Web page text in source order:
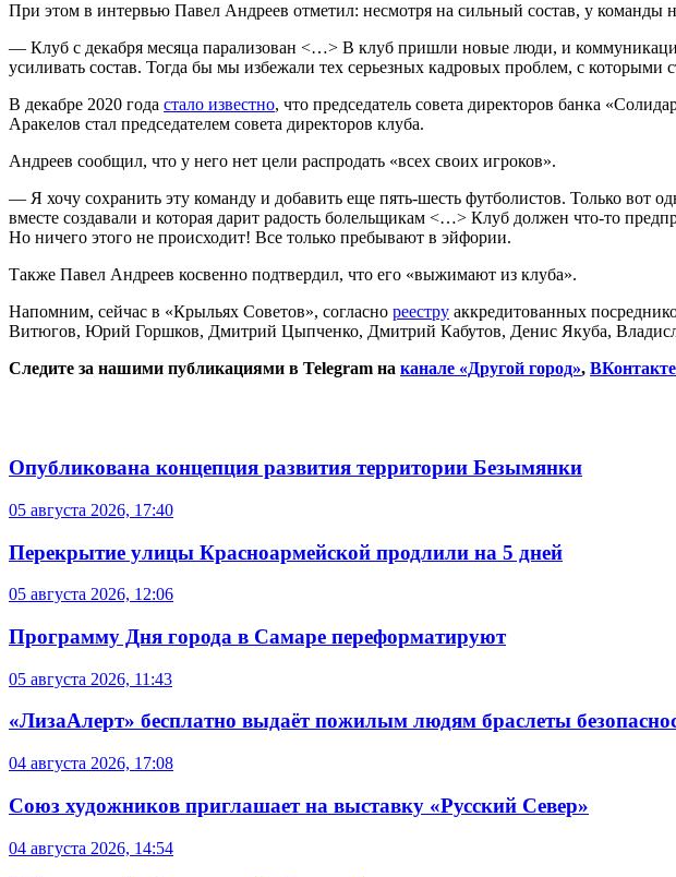
При этом в интервью Павел Андреев отметил: несмотря на сильный состав, у команды
— Клуб с декабря месяца парализован <…> В клуб пришли новые люди, и
усиливать состав. Тогда бы мы избежали тех серьезных кадровых проблем, с которыми
В декабре 2020 года стало известно, что председатель совета директоров банка
Аракелов стал председателем совета директоров клуба.
Андреев сообщил, что у него нет цели распродать «всех своих игроков».
— Я хочу сохранить эту команду и добавить еще пять-шесть футболистов. Только вот
вместе создавали и которая дарит радость болельщикам <…> Клуб должен что-то
Но ничего этого не происходит! Все только пребывают в эйфории.
Также Павел Андреев косвенно подтвердил, что его «выжимают из клуба».
Напомним, сейчас в «Крыльях Советов», согласно реестру аккредитованных
Витюгов, Юрий Горшков, Дмитрий Цыпченко, Дмитрий Кабутов, Денис Якуба,
Следите за нашими публикациями в Telegram на канале «Другой город», ВКонтакте
Опубликована концепция развития территории Безымянки
05 августа 2026, 17:40
Перекрытие улицы Красноармейской продлили на 5 дней
05 августа 2026, 12:06
Программу Дня города в Самаре переформатируют
05 августа 2026, 11:43
«ЛизаАлерт» бесплатно выдаёт пожилым людям браслеты
04 августа 2026, 17:08
Союз художников приглашает на выставку «Русский Север»
04 августа 2026, 14:54